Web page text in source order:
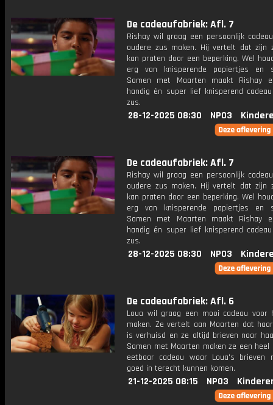
De cadeaufabriek: Afl. 7
Rishay wil graag een persoonlijk
oudere zus maken. Hij vertelt dat zijn
kan praten door een beperking. Wel
erg van knisperende papiertjes en
Samen met Maarten maakt Rishay
handig én super lief knisperend
zus.
28-12-2025 08:30 NPO3
De cadeaufabriek: Afl. 7
Rishay wil graag een persoonlijk
oudere zus maken. Hij vertelt dat zijn
kan praten door een beperking. Wel
erg van knisperende papiertjes en
Samen met Maarten maakt Rishay
handig én super lief knisperend
zus.
28-12-2025 08:30 NPO3
De cadeaufabriek: Afl. 6
Loua wil graag een mooi cadeau voor
maken. Ze vertelt aan Maarten dat
is verhuisd en ze altijd brieven naar
Samen met Maarten maken ze een heel
eetbaar cadeau waar Loua's brieven
goed in terecht kunnen komen.
21-12-2025 08:15 NPO3